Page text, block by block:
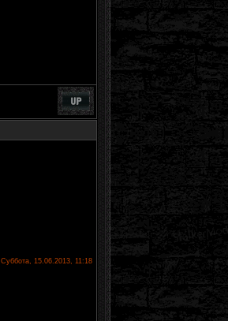
Суббота, 15.06.2013, 11:18